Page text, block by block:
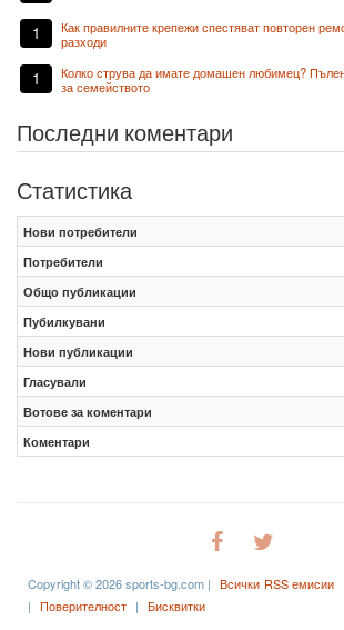
1
Как правилните крепежи спестяват повторен
разходи
1
Колко струва да имате домашен любимец?
за семейството
Последни коментари
Статистика
Нови потребители
Потребители
Общо публикации
Пубилкувани
Нови публикации
Гласували
Вотове за коментари
Коментари
Copyright © 2026 sports-bg.com | Всички RSS емисии
| Поверителност | Бисквитки